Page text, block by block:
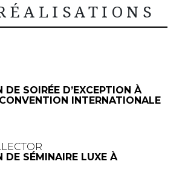
SOIRÉE D’EXCEPTION À
INTERNATIONALE
DE SÉMINAIRE LUXE À